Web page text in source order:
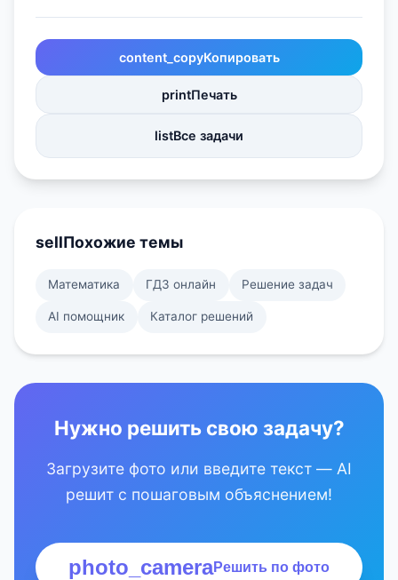
content_copyКопировать
printПечать
listВсе задачи
sellПохожие темы
Математика ГДЗ онлайн Решение задач
AI помощник Каталог решений
Нужно решить свою задачу?
Загрузите фото или введите текст — AI
решит с пошаговым объяснением!
photo_cameraРешить по фото